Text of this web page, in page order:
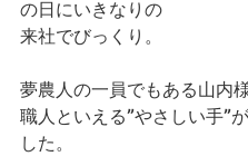
の日にいきなりの
来社でびっくり。
夢農人の一員でもある山内
職人といえる”やさしい手”
した。